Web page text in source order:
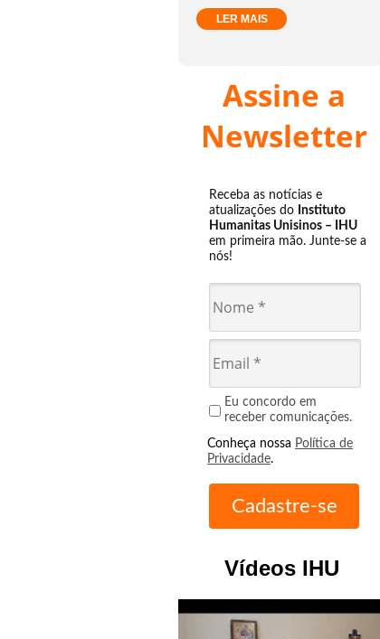
LER MAIS
Assine a
Newsletter
Receba as notícias e
atualizações do Instituto
Humanitas Unisinos – IHU
em primeira mão. Junte-se a
nós!
Eu concordo em
receber comunicações.
Conheça nossa Política de
Privacidade.
Vídeos IHU